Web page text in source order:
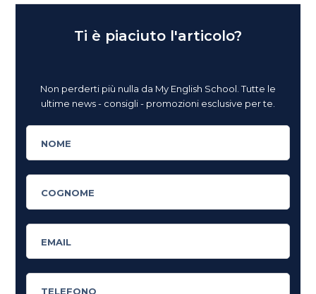
Ti è piaciuto l'articolo?
Non perderti più nulla da My English School. Tutte le
ultime news - consigli - promozioni esclusive per te.